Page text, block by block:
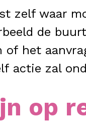
zelf waar
de
het
actie zal
op